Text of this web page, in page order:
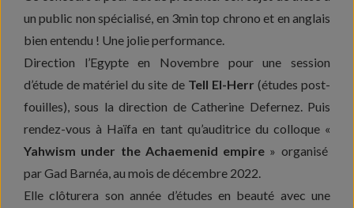
un public non spécialisé, en 3min top chrono et en anglais
bien entendu ! Une jolie performance.
Direction l’Egypte en Novembre pour une session
d’étude de matériel du site de Tell El-Herr (études post-
fouilles), sous la direction de Catherine Defernez. Puis
rendez-vous à Haïfa en tant qu’auditrice du colloque «
Yahwism under the Achaemenid empire » organisé
par Gad Barnéa, au mois de décembre 2022.
Elle clôturera son année d’études en beauté avec une